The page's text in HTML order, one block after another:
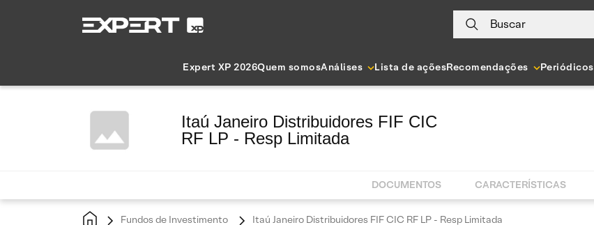
Buscar
Expert XP 2026Quem somosAnálises Lista de açõesRecomendações Periódicos
Itaú Janeiro Distribuidores FIF CIC
RF LP - Resp Limitada
DOCUMENTOS CARACTERÍSTICAS
Fundos de Investimento Itaú Janeiro Distribuidores FIF CIC RF LP - Resp Limitada